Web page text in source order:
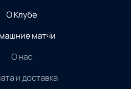
О Клубе
матчи
О нас
и доставка